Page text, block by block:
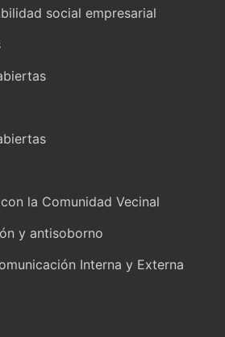
social empresarial
la Comunidad Vecinal
y antisoborno
Interna y Externa